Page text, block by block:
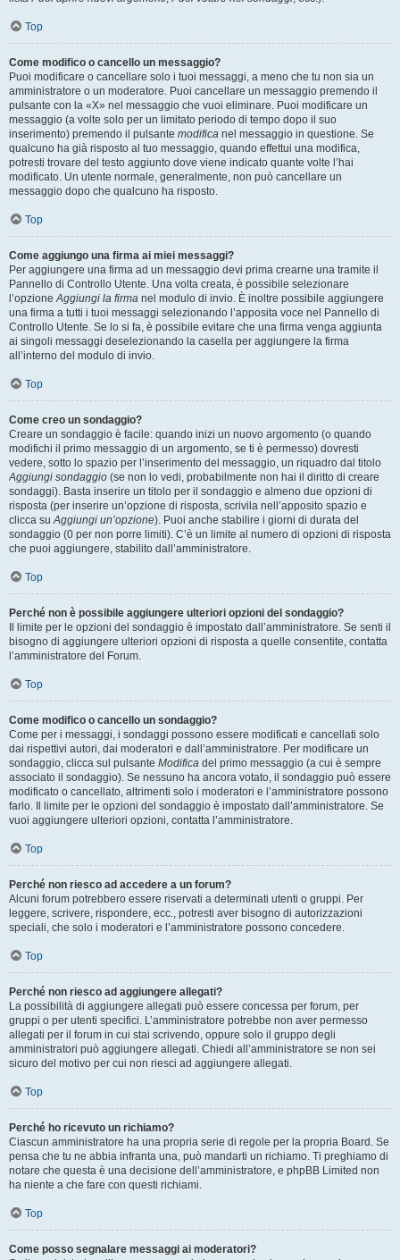
Top
Come modifico o cancello un messaggio?
Puoi modificare o cancellare solo i tuoi messaggi, a meno che tu non sia un
amministratore o un moderatore. Puoi cancellare un messaggio premendo il
pulsante con la «X» nel messaggio che vuoi eliminare. Puoi modificare un
messaggio (a volte solo per un limitato periodo di tempo dopo il suo
inserimento) premendo il pulsante modifica nel messaggio in questione. Se
qualcuno ha già risposto al tuo messaggio, quando effettui una modifica,
potresti trovare del testo aggiunto dove viene indicato quante volte l’hai
modificato. Un utente normale, generalmente, non può cancellare un
messaggio dopo che qualcuno ha risposto.
Top
Come aggiungo una firma ai miei messaggi?
Per aggiungere una firma ad un messaggio devi prima crearne una tramite il
Pannello di Controllo Utente. Una volta creata, è possibile selezionare
l’opzioneAggiungi la firma nel modulo di invio. È inoltre possibile aggiungere
una firma a tutti i tuoi messaggi selezionando l’apposita voce nel Pannello di
Controllo Utente. Se lo si fa, è possibile evitare che una firma venga aggiunta
ai singoli messaggi deselezionando la casella per aggiungere la firma
all’interno del modulo di invio.
Top
Come creo un sondaggio?
Creare un sondaggio è facile: quando inizi un nuovo argomento (o quando
modifichi il primo messaggio di un argomento, se ti è permesso) dovresti
vedere, sotto lo spazio per l’inserimento del messaggio, un riquadro dal titolo
Aggiungi sondaggio (se non lo vedi, probabilmente non hai il diritto di creare
sondaggi). Basta inserire un titolo per il sondaggio e almeno due opzioni di
risposta (per inserire un’opzione di risposta, scrivila nell’apposito spazio e
clicca suAggiungi un’opzione). Puoi anche stabilire i giorni di durata del
sondaggio (0 per non porre limiti). C’è un limite al numero di opzioni di risposta
che puoi aggiungere, stabilito dall’amministratore.
Top
Perché non è possibile aggiungere ulteriori opzioni del sondaggio?
Il limite per le opzioni del sondaggio è impostato dall’amministratore. Se senti il
bisogno di aggiungere ulteriori opzioni di risposta a quelle consentite, contatta
l’amministratore del Forum.
Top
Come modifico o cancello un sondaggio?
Come per i messaggi, i sondaggi possono essere modificati e cancellati solo
dai rispettivi autori, dai moderatori e dall’amministratore. Per modificare un
sondaggio, clicca sul pulsante Modifica del primo messaggio (a cui è sempre
associato il sondaggio). Se nessuno ha ancora votato, il sondaggio può essere
modificato o cancellato, altrimenti solo i moderatori e l’amministratore possono
farlo. Il limite per le opzioni del sondaggio è impostato dall’amministratore. Se
vuoi aggiungere ulteriori opzioni, contatta l’amministratore.
Top
Perché non riesco ad accedere a un forum?
Alcuni forum potrebbero essere riservati a determinati utenti o gruppi. Per
leggere, scrivere, rispondere, ecc., potresti aver bisogno di autorizzazioni
speciali, che solo i moderatori e l’amministratore possono concedere.
Top
Perché non riesco ad aggiungere allegati?
La possibilità di aggiungere allegati può essere concessa per forum, per
gruppi o per utenti specifici. L’amministratore potrebbe non aver permesso
allegati per il forum in cui stai scrivendo, oppure solo il gruppo degli
amministratori può aggiungere allegati. Chiedi all’amministratore se non sei
sicuro del motivo per cui non riesci ad aggiungere allegati.
Top
Perché ho ricevuto un richiamo?
Ciascun amministratore ha una propria serie di regole per la propria Board. Se
pensa che tu ne abbia infranta una, può mandarti un richiamo. Ti preghiamo di
notare che questa è una decisione dell’amministratore, e phpBB Limited non
ha niente a che fare con questi richiami.
Top
Come posso segnalare messaggi ai moderatori?